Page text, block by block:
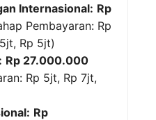
Internasional: Rp
Pembayaran: Rp
Rp 5jt)
Rp 27.000.000
Rp 5jt, Rp 7jt,
Rp